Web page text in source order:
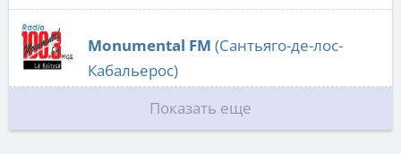
Monumental FM (Сантьяго-де-лос-
Кабальерос)
Показать еще